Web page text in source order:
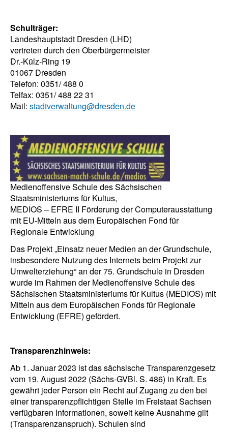
Schulträger:
Landeshauptstadt Dresden (LHD)
vertreten durch den Oberbürgermeister
Dr.-Külz-Ring 19
01067 Dresden
Telefon: 0351/ 488 0
Telfax: 0351/ 488 22 31
Mail: stadtverwaltung@dresden.de
Medienoffensive Schule des Sächsischen
Staatsministeriums für Kultus,
MEDIOS – EFRE II Förderung der Computerausstattung
mit EU-Mitteln aus dem Europäischen Fond für
Regionale Entwicklung
Das Projekt „Einsatz neuer Medien an der Grundschule,
insbesondere Nutzung des Internets beim Projekt zur
Umwelterziehung“ an der 75. Grundschule in Dresden
wurde im Rahmen der Medienoffensive Schule des
Sächsischen Staatsministeriums für Kultus (MEDIOS) mit
Mitteln aus dem Europäischen Fonds für Regionale
Entwicklung (EFRE) gefördert.
Transparenzhinweis:
Ab 1. Januar 2023 ist das sächsische Transparenzgesetz
vom 19. August 2022 (Sächs-GVBl. S. 486) in Kraft. Es
gewährt jeder Person ein Recht auf Zugang zu den bei
einer transparenzpflichtigen Stelle im Freistaat Sachsen
verfügbaren Informationen, soweit keine Ausnahme gilt
(Transparenzanspruch). Schulen sind